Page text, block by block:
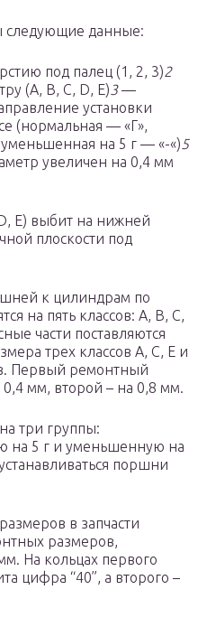
данные:
под палец (1, 2, 3)2
(А, B, C, D, E) 3—
установки
(нормальная — «Г»,
на 5 г — «-«) 5
увеличен на 0,4 мм
E) выбит на нижней
плоскости под
к цилиндрам по
на пять классов: A, B, C,
части поставляются
трех классов A, C, E и
Первый ремонтный
мм, второй – на 0,8 мм.
три группы:
на 5 г и уменьшенную на
поршни
в запчасти
размеров,
На кольцах первого
цифра “40”, а второго –